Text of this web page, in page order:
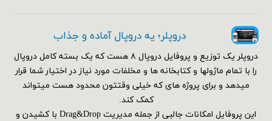
دروپلر؛ یه دروپال آماده و جذاب
دروپلر یک توزیع و پروفایل دروپال ۸ هست که یک بسته کامل دروپال
را با تمام ماژولها و کتابخانه ها و مخلفات مورد نیاز در اختیار شما قرار
میدهد و برای پروژه های که خیلی وقتتون محدود هست میتواند
کمک کند.
این پروفایل امکانات جالبی از جمله مدیریت Drag&Drop با کشیدن و